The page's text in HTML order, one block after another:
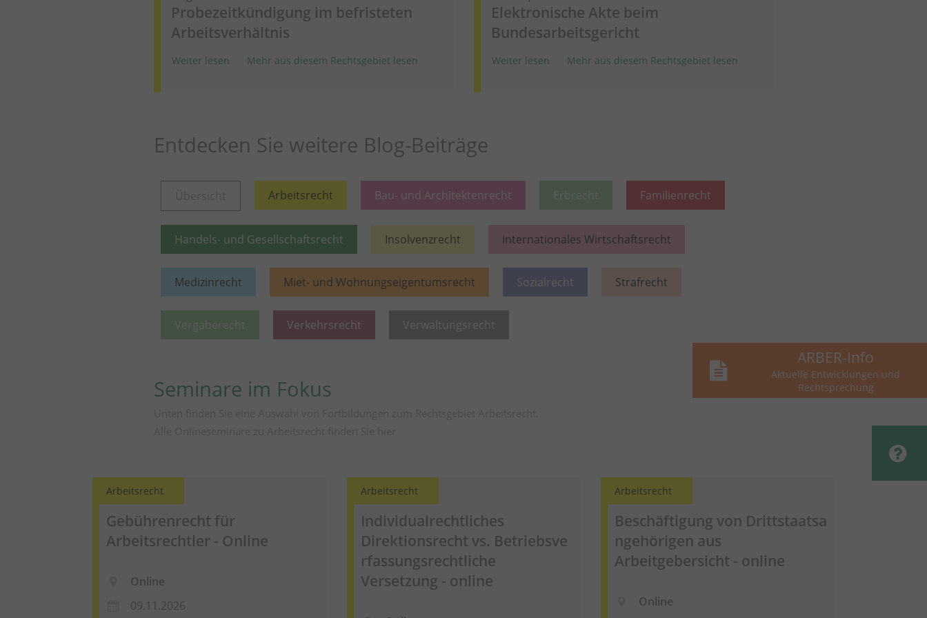
Probezeitkündigung im befristeten
Arbeitsverhältnis
Weiter lesen Mehr aus diesem Rechtsgebiet lesen
Elektronische Akte beim
Bundesarbeitsgericht
Weiter lesen Mehr aus diesem Rechtsgebiet lesen
Entdecken Sie weitere Blog-Beiträge
Arbeitsrecht Bau- und Architektenrecht Familienrecht
Handels- und Gesellschaftsrecht Insolvenzrecht Internationales Wirtschaftsrecht
Medizinrecht Miet- und Wohnungseigentumsrecht Sozialrecht Strafrecht
Vergaberecht Verkehrsrecht Verwaltungsrecht
Seminare im Fokus
Arbeitsrecht
Gebührenrecht für
Arbeitsrechtler - Online
Online
09.11.2026
Arbeitsrecht
Individualrechtliches
Direktionsrecht vs. Betriebsve
rfassungsrechtliche
Versetzung - online
Arbeitsrecht
Beschäftigung von Drittstaatsa
ngehörigen aus
Arbeitgebersicht - online
Online
ARBER-Info
Aktuelle Entwicklungen und
Rechtsprechung